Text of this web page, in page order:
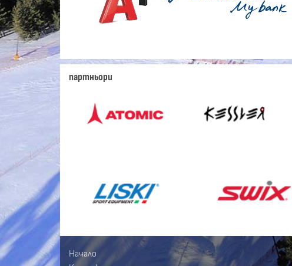
партньори
Начало